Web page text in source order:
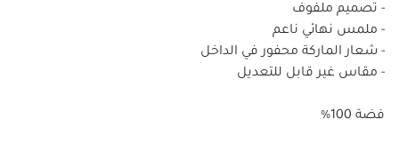
- تصميم ملفوف
- ملمس نهائي ناعم
- شعار الماركة محفور في الداخل
- مقاس غير قابل للتعديل
فضة 100%